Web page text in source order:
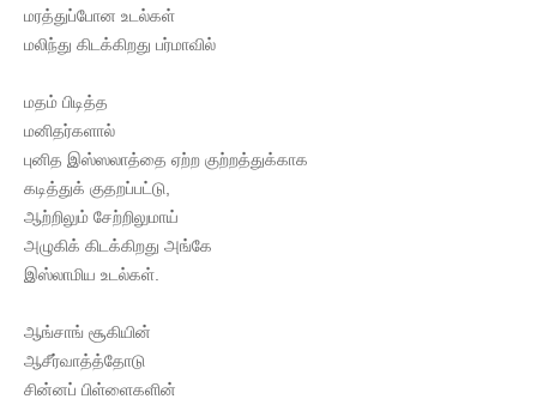
மரத்துப்போன உடல்கள்
மலிந்து கிடக்கிறது பர்மாவில்
மதம் பிடித்த
மனிதர்களால்
புனித இஸ்ஸலாத்தை ஏற்ற குற்றத்துக்காக
கடித்துக் குதறப்பட்டு,
ஆற்றிலும் சேற்றிலுமாய்
அழுகிக் கிடக்கிறது அங்கே
இஸ்லாமிய உடல்கள்.
ஆங்சாங் சூகியின்
ஆசீர்வாத்த்தோடு
சின்னப் பிள்ளைகளின்